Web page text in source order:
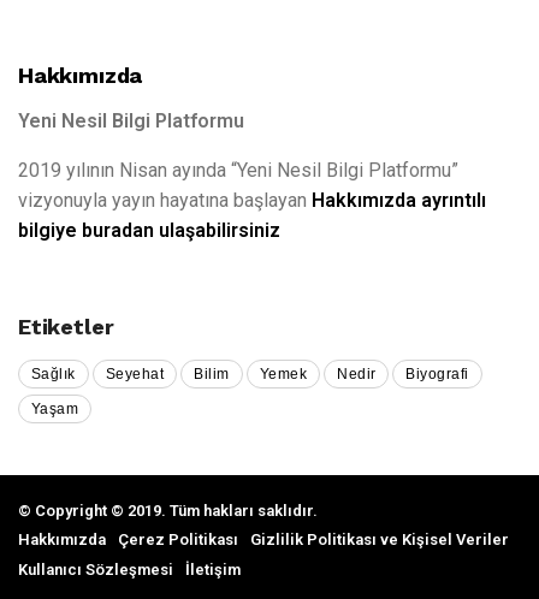
Hakkımızda
Yeni Nesil Bilgi Platformu
2019 yılının Nisan ayında “Yeni Nesil Bilgi Platformu”
vizyonuyla yayın hayatına başlayan Hakkımızda ayrıntılı
bilgiye buradan ulaşabilirsiniz
Etiketler
Sağlık Seyehat Bilim Yemek Nedir Biyografi
Yaşam
© Copyright © 2019. Tüm hakları saklıdır.
Hakkımızda
Çerez Politikası
Gizlilik Politikası ve Kişisel Veriler
Kullanıcı Sözleşmesi
İletişim